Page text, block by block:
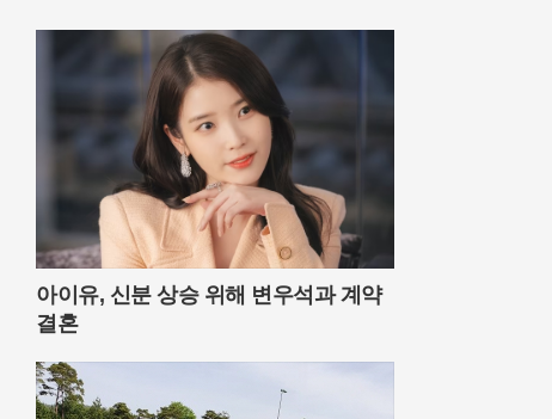
아이유, 신분 상승 위해 변우석과 계약
결혼